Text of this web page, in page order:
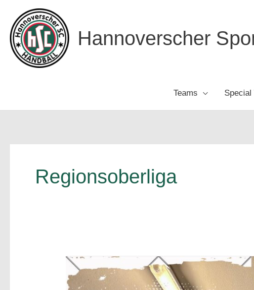
Inhalt
springen
Hannoverscher
Teams Special
Regionsoberliga